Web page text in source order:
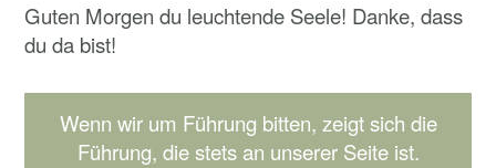
Guten Morgen du leuchtende Seele! Danke, dass
du da bist!
Wenn wir um Führung bitten, zeigt sich die
Führung, die stets an unserer Seite ist.